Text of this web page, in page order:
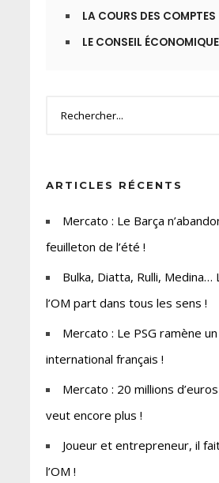
LA COURS DES COMPTES
LE CONSEIL
ARTICLES RÉCENTS
Mercato : Le Barça
feuilleton de l’été !
Bulka, Diatta, Rulli, Medina…
l’OM part dans tous les sens !
Mercato : Le PSG ramène
international français !
Mercato : 20 millions
veut encore plus !
Joueur et entrepreneur, il
l’OM !